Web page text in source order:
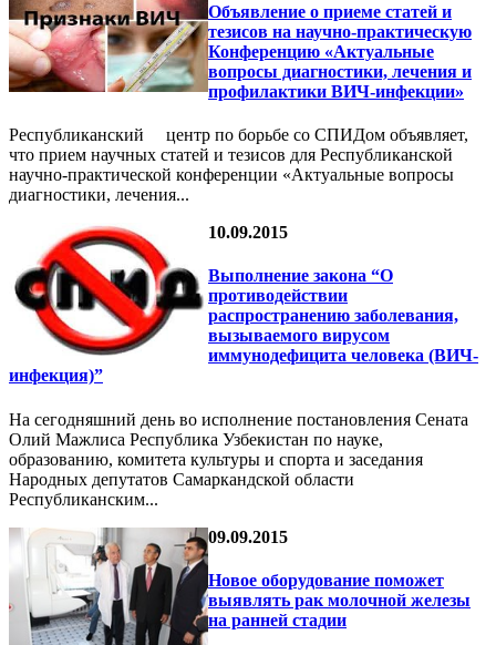
Объявление о приеме статей и
тезисов на научно-практическую
Конференцию «Актуальные
вопросы диагностики, лечения и
профилактики ВИЧ-инфекции»
Республиканский центр по борьбе со СПИДом объявляет,
что прием научных статей и тезисов для Республиканской
научно-практической конференции «Актуальные вопросы
диагностики, лечения...
10.09.2015
Выполнение закона “О
противодействии
распространению заболевания,
вызываемого вирусом
иммунодефицита человека (ВИЧ-
инфекция)”
На сегодняшний день во исполнение постановления Сената
Олий Мажлиса Республика Узбекистан по науке,
образованию, комитета культуры и спорта и заседания
Народных депутатов Самаркандской области
Республиканским...
09.09.2015
Новое оборудование поможет
выявлять рак молочной железы
на ранней стадии